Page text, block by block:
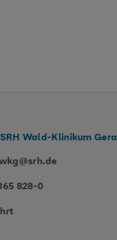
Wald-Klinikum Gera
828-0